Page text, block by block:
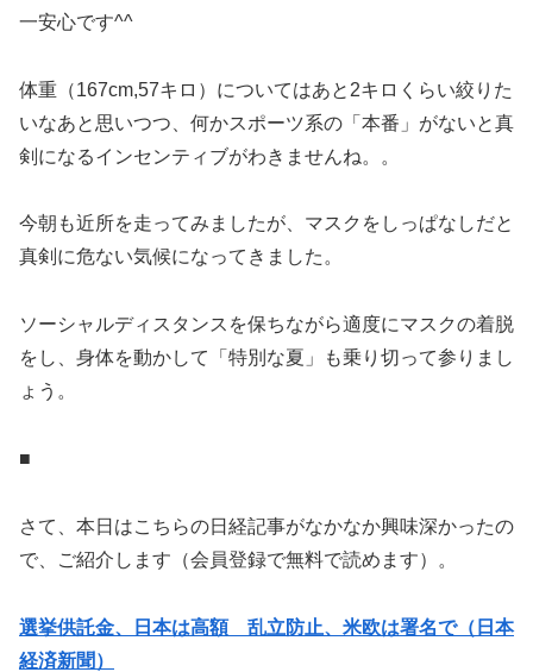
一安心です^^
体重（167cm,57キロ）についてはあと2キロくらい絞りた
いなあと思いつつ、何かスポーツ系の「本番」がないと真
剣になるインセンティブがわきませんね。。
今朝も近所を走ってみましたが、マスクをしっぱなしだと
真剣に危ない気候になってきました。
ソーシャルディスタンスを保ちながら適度にマスクの着脱
をし、身体を動かして「特別な夏」も乗り切って参りまし
ょう。
■
さて、本日はこちらの日経記事がなかなか興味深かったの
で、ご紹介します（会員登録で無料で読めます）。
選挙供託金、日本は高額 乱立防止、米欧は署名で（日本
経済新聞）